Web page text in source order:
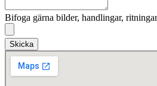
Bifoga gärna bilder, handlingar,
Skicka